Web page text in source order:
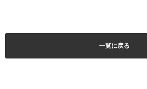
一覧に戻る